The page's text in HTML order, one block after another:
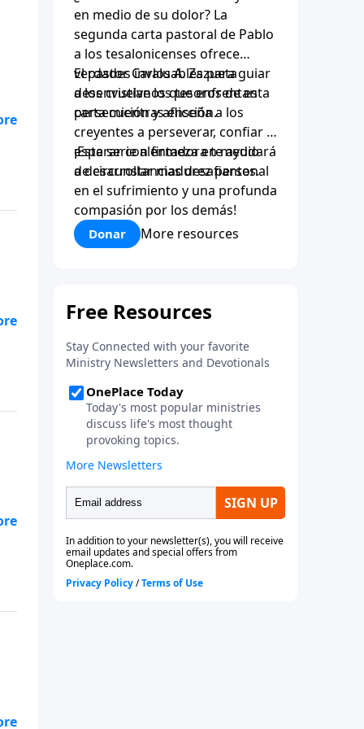
en medio de su dolor? La
segunda carta pastoral de Pablo
a los tesalonicenses ofrece
verdades invaluables para guiar
a los cristianos que enfrentan
persecución y aflicción.
El pastor Carlos A. Zazueta
desenvuelve los tesoros de esta
carta mientras enseña a los
creyentes a perseverar, confiar y
esperar con firmeza en medio
de circunstancias desafiantes.
¡Esta serie alentadora te ayudará
a desarrollar madurez personal
en el sufrimiento y una profunda
compasión por los demás!
Donar More resources